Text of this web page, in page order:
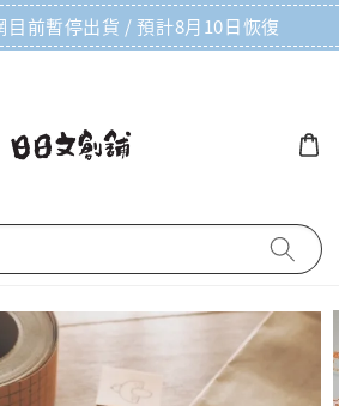
目前暫停出貨 / 預計8月10日恢復